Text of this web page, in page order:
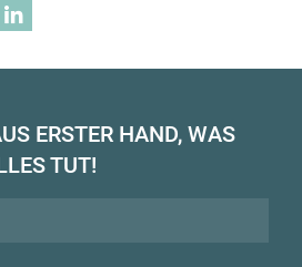
ERSTER HAND, WAS
TUT!